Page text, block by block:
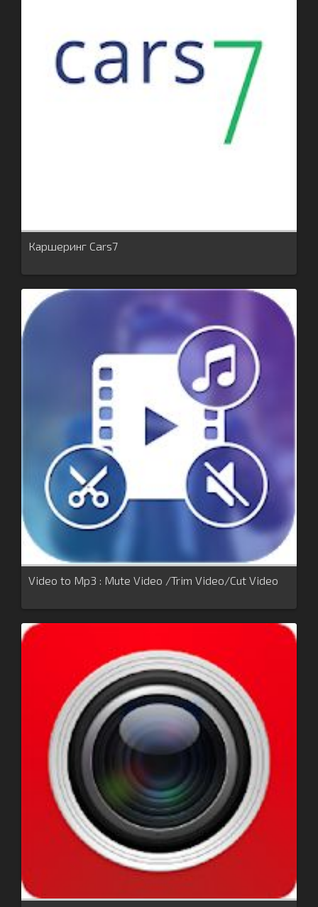
Каршеринг Cars7
Video to Mp3 : Mute Video /Trim Video/Cut Video